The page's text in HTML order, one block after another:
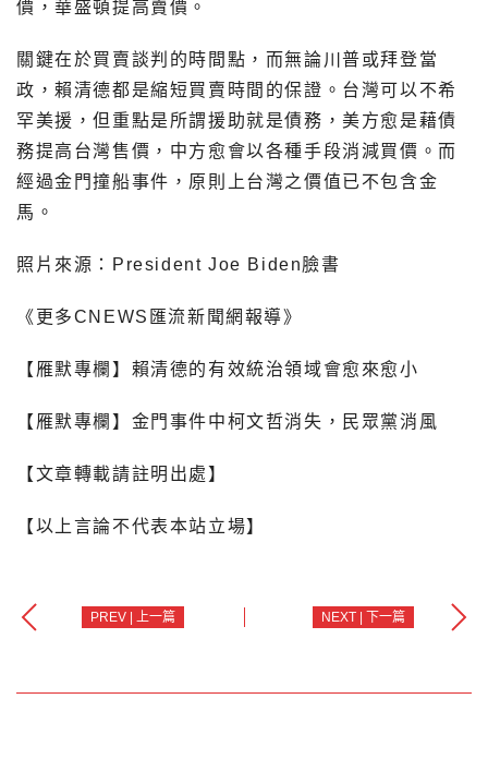
價，華盛頓提高賣價。
關鍵在於買賣談判的時間點，而無論川普或拜登當
政，賴清德都是縮短買賣時間的保證。台灣可以不希
罕美援，但重點是所謂援助就是債務，美方愈是藉債
務提高台灣售價，中方愈會以各種手段消減買價。而
經過金門撞船事件，原則上台灣之價值已不包含金
馬。
照片來源：President Joe Biden臉書
《更多CNEWS匯流新聞網報導》
【雁默專欄】賴清德的有效統治領域會愈來愈小
【雁默專欄】金門事件中柯文哲消失，民眾黨消風
【文章轉載請註明出處】
【以上言論不代表本站立場】
PREV | 上一篇 NEXT | 下一篇